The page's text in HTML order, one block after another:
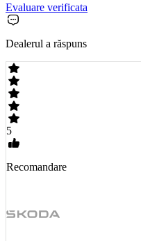
Evaluare verificata
Dealerul a răspuns
5
Recomandare